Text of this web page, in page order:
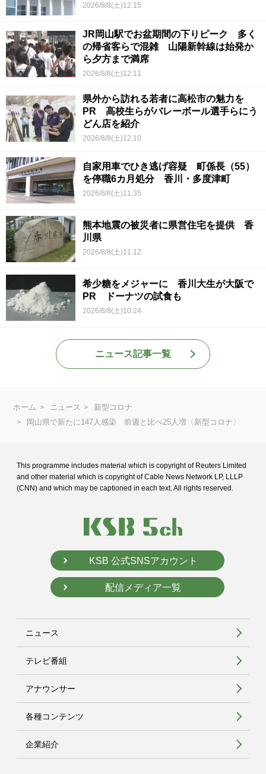
2026/8/8(土)12:15
JR岡山駅でお盆期間の下りピーク 多く
の帰省客らで混雑 山陽新幹線は始発か
ら夕方まで満席
2026/8/8(土)12:11
県外から訪れる若者に高松市の魅力を
PR 高校生らがバレーボール選手らにう
どん店を紹介
2026/8/8(土)12:10
自家用車でひき逃げ容疑 町係長（55）
を停職6カ月処分 香川・多度津町
2026/8/8(土)11:35
熊本地震の被災者に県営住宅を提供 香
川県
2026/8/8(土)11:12
希少糖をメジャーに 香川大生が大阪で
PR ドーナツの試食も
2026/8/8(土)10:24
ニュース記事一覧
ホーム ニュース
新型コロナ
岡山県で新たに147人感染 前週と比べ25人増〈新型コロナ〉
This programme includes material which is copyright of Reuters Limited
and other material which is copyright of Cable News Network LP, LLLP
(CNN) and which may be captioned in each text. All rights reserved.
KSB 公式SNSアカウント
配信メディア一覧
ニュース
テレビ番組
アナウンサー
各種コンテンツ
企業紹介